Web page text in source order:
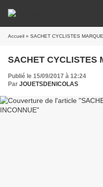
Accueil » SACHET CYCLISTES
SACHET CYCLISTES
Publié le 15/09/2017 à 12:24
Par JOUETSDENICOLAS